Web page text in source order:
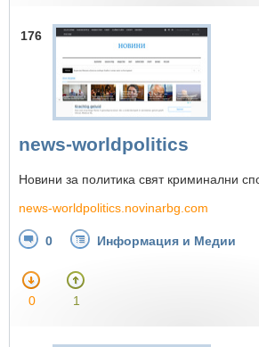
176
news-worldpolitics
Новини за политика свят криминални
news-worldpolitics.novinarbg.com
0 Информация и Медии
0 1